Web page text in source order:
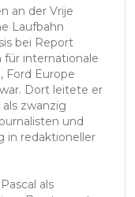
an der Vrije
Laufbahn
bei Report
für internationale
Ford Europe
Dort leitete er
zwanzig
und
in redaktioneller
als